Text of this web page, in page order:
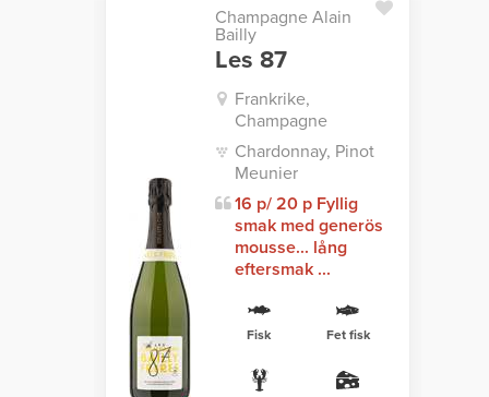
Champagne Alain
Bailly
Les 87
Frankrike,
Champagne
Chardonnay, Pinot
Meunier
16 p/ 20 p Fyllig
smak med generös
mousse... lång
eftersmak ...
Fisk Fet fisk